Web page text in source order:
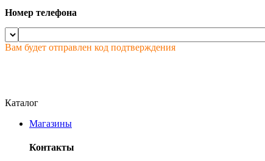
Номер телефона
Вам будет отправлен код подтверждения
Каталог
Магазины
Контакты